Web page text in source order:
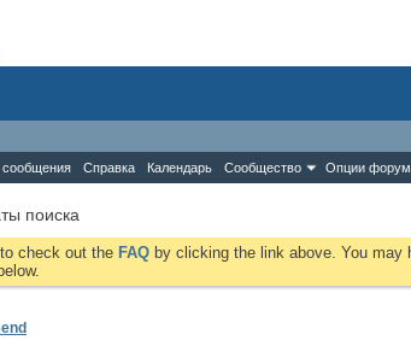
Справка Календарь Сообщество Опции
поиска
check out the FAQ by clicking the link above. You may